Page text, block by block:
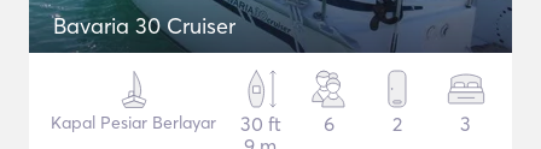
Bavaria 30 Cruiser
Kapal Pesiar Berlayar
30 ft
6 2 3